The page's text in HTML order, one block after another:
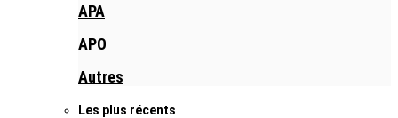
APA
APO
Autres
Les plus récents